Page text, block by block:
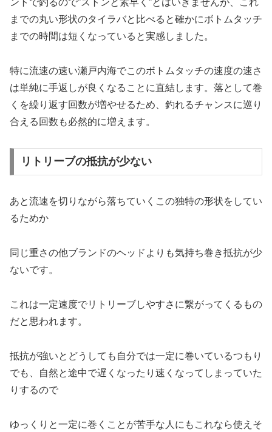
ントで釣るので”ストンと素早く”とはいきませんが、これ
までの丸い形状のタイラバと比べると確かにボトムタッチ
までの時間は短くなっていると実感しました。
特に流速の速い瀬戸内海でこのボトムタッチの速度の速さ
は単純に手返しが良くなることに直結します。落として巻
くを繰り返す回数が増やせるため、釣れるチャンスに巡り
合える回数も必然的に増えます。
リトリーブの抵抗が少ない
あと流速を切りながら落ちていくこの独特の形状をしてい
るためか
同じ重さの他ブランドのヘッドよりも気持ち巻き抵抗が少
ないです。
これは一定速度でリトリーブしやすさに繋がってくるもの
だと思われます。
抵抗が強いとどうしても自分では一定に巻いているつもり
でも、自然と途中で遅くなったり速くなってしまっていた
りするので
ゆっくりと一定に巻くことが苦手な人にもこれなら使えそ